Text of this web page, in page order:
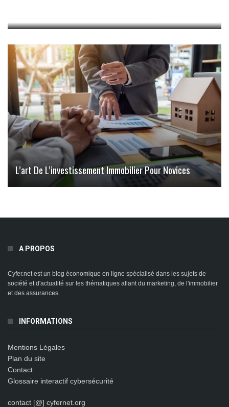
L’art De L’investissement Immobilier Pour Novices
A PROPOS
Cyfer.net est un blog économique en ligne spécialisé dans les sujets de
société et d'actualité sur les thématiques allant du marketing, de l'immobilier
et des assurances.
INFORMATIONS
Mentions Légales
Plan du site
Contact
Glossaire interactif cybersécurité
contact [@] cyfernet.org